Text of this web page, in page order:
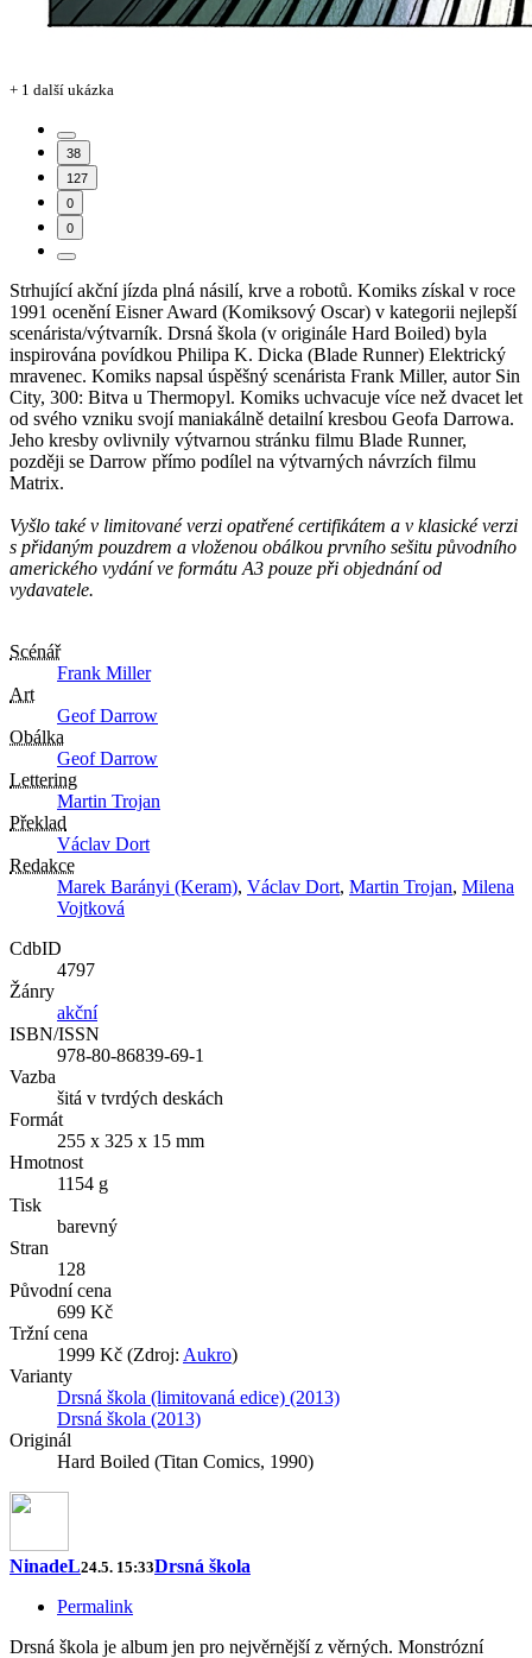
+ 1 další ukázka
38
127
0
0
Strhující akční jízda plná násilí, krve a robotů. Komiks získal v roce
1991 ocenění Eisner Award (Komiksový Oscar) v kategorii nejlepší
scenárista/výtvarník. Drsná škola (v originále Hard Boiled) byla
inspirována povídkou Philipa K. Dicka (Blade Runner) Elektrický
mravenec. Komiks napsal úspěšný scenárista Frank Miller, autor Sin
City, 300: Bitva u Thermopyl. Komiks uchvacuje více než dvacet let
od svého vzniku svojí maniakálně detailní kresbou Geofa Darrowa.
Jeho kresby ovlivnily výtvarnou stránku filmu Blade Runner,
později se Darrow přímo podílel na výtvarných návrzích filmu
Matrix.
Vyšlo také v limitované verzi opatřené certifikátem a v klasické verzi
s přidaným pouzdrem a vloženou obálkou prvního sešitu původního
amerického vydání ve formátu A3 pouze při objednání od
vydavatele.
Scénář
Frank Miller
Art
Geof Darrow
Obálka
Geof Darrow
Lettering
Martin Trojan
Překlad
Václav Dort
Redakce
Marek Barányi (Keram), Václav Dort, Martin Trojan, Milena
Vojtková
CdbID
4797
Žánry
akční
ISBN/ISSN
978-80-86839-69-1
Vazba
šitá v tvrdých deskách
Formát
255 x 325 x 15 mm
Hmotnost
1154 g
Tisk
barevný
Stran
128
Původní cena
699 Kč
Tržní cena
1999 Kč (Zdroj: Aukro)
Varianty
Drsná škola (limitovaná edice) (2013)
Drsná škola (2013)
Originál
Hard Boiled (Titan Comics, 1990)
NinadeL24.5. 15:33Drsná škola
Permalink
Drsná škola je album jen pro nejvěrnější z věrných. Monstrózní